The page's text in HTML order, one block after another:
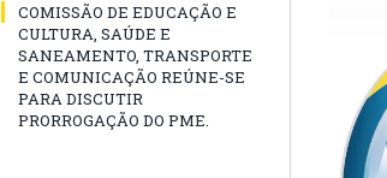
COMISSÃO DE EDUCAÇÃO E
CULTURA, SAÚDE E
SANEAMENTO, TRANSPORTE
E COMUNICAÇÃO REÚNE-SE
PARA DISCUTIR
PRORROGAÇÃO DO PME.